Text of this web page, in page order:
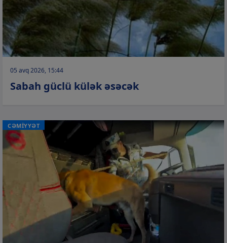
05 avq 2026, 15:44
Sabah güclü külək əsəcək
CƏMİYYƏT